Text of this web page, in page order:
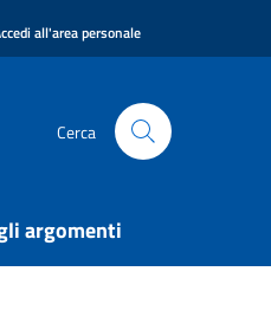
all'area personale
Cerca
argomenti